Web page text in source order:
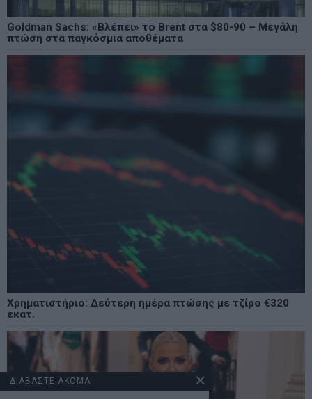
Goldman Sachs: «Βλέπει» το Brent στα $80-90 – Μεγάλη
πτώση στα παγκόσμια αποθέματα
Χρηματιστήριο: Δεύτερη ημέρα πτώσης με τζίρο €320
εκατ.
ΔΙΑΒΑΣΤΕ ΑΚΟΜΑ